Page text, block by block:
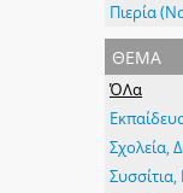
Πιερία
θέμα
ΌΛα
Σχολεία,